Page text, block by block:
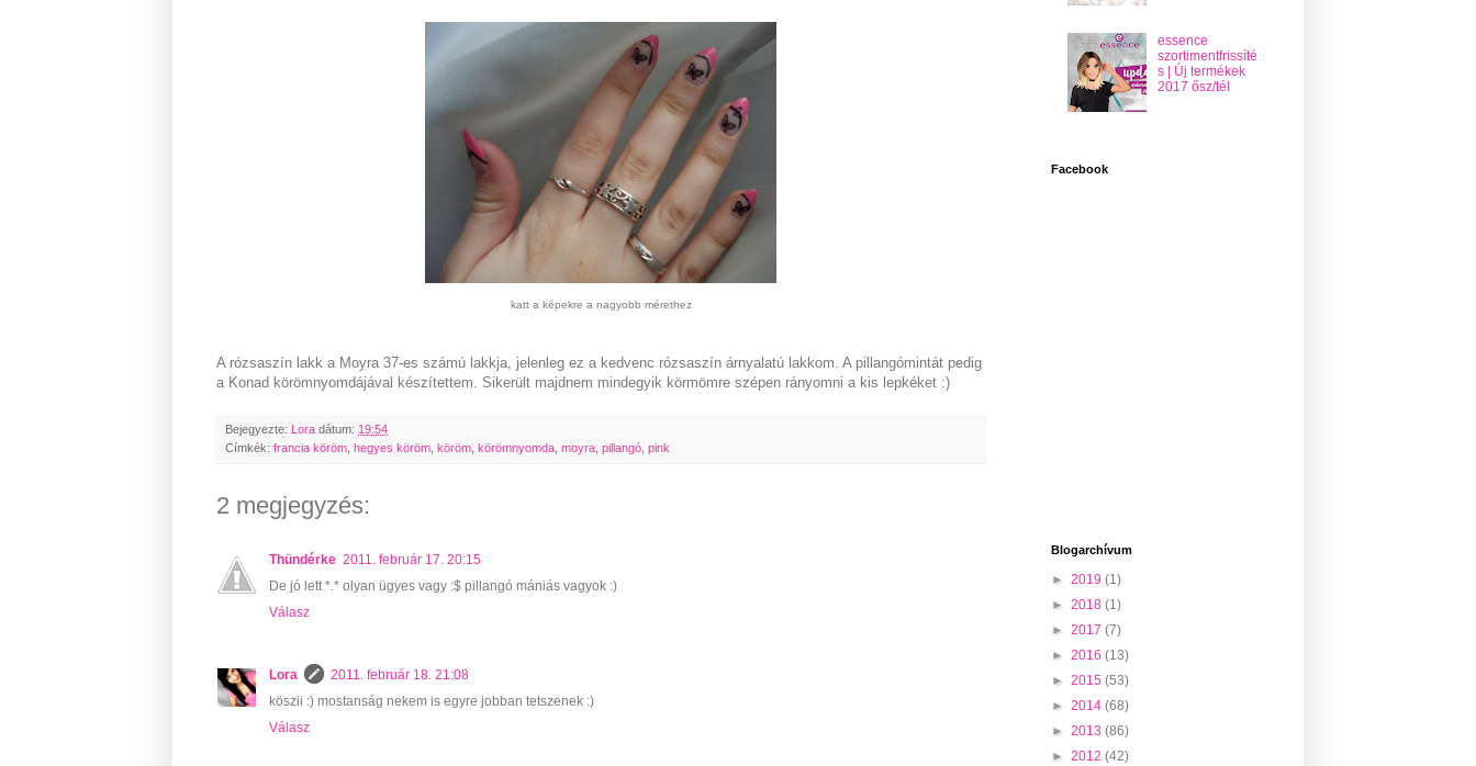
katt a képekre a nagyobb mérethez
A rózsaszín lakk a Moyra 37-es számú lakkja, jelenleg ez a kedvenc rózsaszín árnyalatú lakkom. A pillangómintát pedig
a Konad körömnyomdájával készítettem. Sikerült majdnem mindegyik körmömre szépen rányomni a kis lepkéket :)
Bejegyezte: Lora dátum: 19:54
Címkék: francia köröm, hegyes köröm, köröm, körömnyomda, moyra, pillangó, pink
2 megjegyzés:
Thündérke 2011. február 17. 20:15
De jó lett *.* olyan ügyes vagy :$ pillangó mániás vagyok :)
Válasz
Lora
2011. február 18. 21:08
köszii :) mostanság nekem is egyre jobban tetszenek :)
Válasz
essence
szortimentfrissíté
s | Új termékek
2017 ősz/tél
Facebook
Blogarchívum
► 2019 (1)
► 2018 (1)
► 2017 (7)
► 2016 (13)
► 2015 (53)
► 2014 (68)
► 2013 (86)
► 2012 (42)